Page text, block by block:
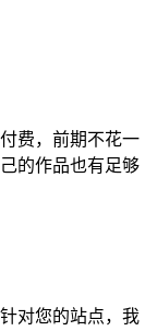
费，前期不花一
的作品也有足够
对您的站点，我